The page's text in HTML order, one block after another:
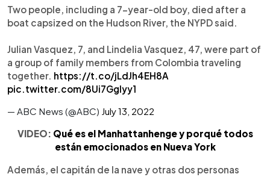
Two people, including a 7-year-old boy, died after a
boat capsized on the Hudson River, the NYPD said.
Julian Vasquez, 7, and Lindelia Vasquez, 47, were part of
a group of family members from Colombia traveling
together. https://t.co/jLdJh4EH8A
pic.twitter.com/8Ui7GgIyy1
— ABC News (@ABC) July 13, 2022
VIDEO: Qué es el Manhattanhenge y porqué todos
están emocionados en Nueva York
Además, el capitán de la nave y otras dos personas